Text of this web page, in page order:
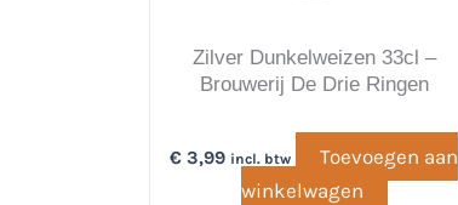
Zilver Dunkelweizen 33cl –
Brouwerij De Drie Ringen
€ 3,99 incl. btw
Toevoegen aan
winkelwagen